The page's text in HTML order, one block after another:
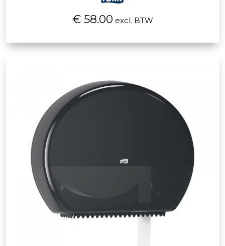
€ 58.00 excl. BTW